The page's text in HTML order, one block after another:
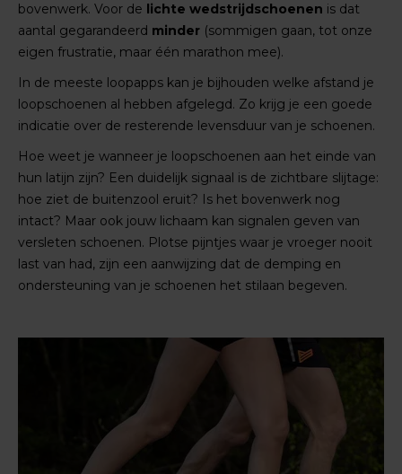
bovenwerk. Voor de lichte wedstrijdschoenen is dat
aantal gegarandeerd minder (sommigen gaan, tot onze
eigen frustratie, maar één marathon mee).
In de meeste loopapps kan je bijhouden welke afstand je
loopschoenen al hebben afgelegd. Zo krijg je een goede
indicatie over de resterende levensduur van je schoenen.
Hoe weet je wanneer je loopschoenen aan het einde van
hun latijn zijn? Een duidelijk signaal is de zichtbare slijtage:
hoe ziet de buitenzool eruit? Is het bovenwerk nog
intact? Maar ook jouw lichaam kan signalen geven van
versleten schoenen. Plotse pijntjes waar je vroeger nooit
last van had, zijn een aanwijzing dat de demping en
ondersteuning van je schoenen het stilaan begeven.